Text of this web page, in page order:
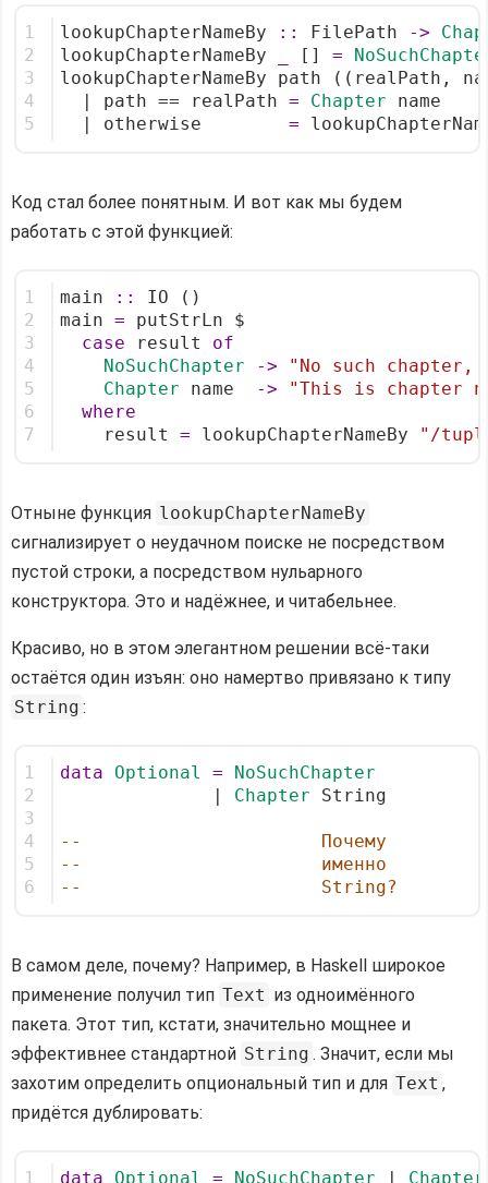
1
2
3
4
5
lookupChapterNameBy :: FilePath ->
lookupChapterNameBy
[] =
lookupChapterNameBy path ((realPath,
  | path == realPath
= Chapter
  | otherwise
=
Код стал более понятным. И вот как мы будем
работать с этой функцией:
1
2
3
4
5
6
7
main ::
IO ()
main = putStrLn $
case result of
NoSuchChapter
->
"No such
Chapter name ->
"This is chapter
where
    result
= lookupChapterNameBy "/
Отныне функция lookupChapterNameBy
сигнализирует о неудачном поиске не посредством
пустой строки, а посредством нульарного
конструктора. Это и надёжнее, и читабельнее.
Красиво, но в этом элегантном решении всё-таки
остаётся один изъян: оно намертво привязано к типу
String :
1
2
3
4
5
6
data Optional =
NoSuchChapter
Chapter String
--                      Почему
--                      именно
--                      String?
В самом деле, почему? Например, в Haskell широкое
применение получил тип Text из одноимённого
пакета. Этот тип, кстати, значительно мощнее и
эффективнее стандартной String . Значит, если мы
захотим определить опциональный тип и для Text ,
придётся дублировать:
1
data Optional = NoSuchChapter Chapter